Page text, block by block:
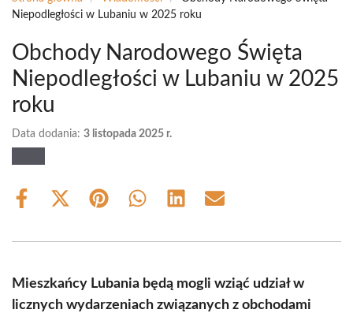
Niepodległości w Lubaniu w 2025 roku
Obchody Narodowego Święta
Niepodległości w Lubaniu w 2025
roku
Data dodania: 3 listopada 2025 r.
Share
Share
(Twitter)
Share Share Share Share
Mieszkańcy Lubania będą mogli wziąć udział w
licznych wydarzeniach związanych z obchodami